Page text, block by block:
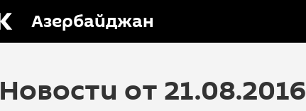
Азербайджан
Новости от 21.08.2016